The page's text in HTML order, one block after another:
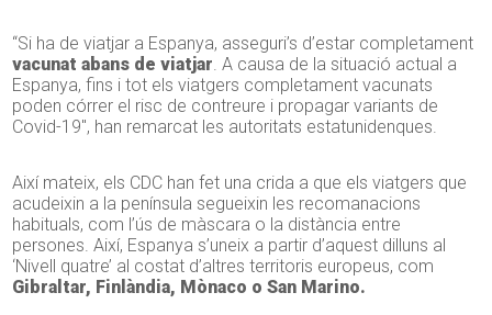
“Si ha de viatjar a Espanya, asseguri’s d’estar completament
vacunat abans de viatjar. A causa de la situació actual a
Espanya, fins i tot els viatgers completament vacunats
poden córrer el risc de contreure i propagar variants de
Covid-19″, han remarcat les autoritats estatunidenques.
Així mateix, els CDC han fet una crida a que els viatgers que
acudeixin a la península segueixin les recomanacions
habituals, com l’ús de màscara o la distància entre
persones. Així, Espanya s’uneix a partir d’aquest dilluns al
‘Nivell quatre’ al costat d’altres territoris europeus, com
Gibraltar, Finlàndia, Mònaco o San Marino.